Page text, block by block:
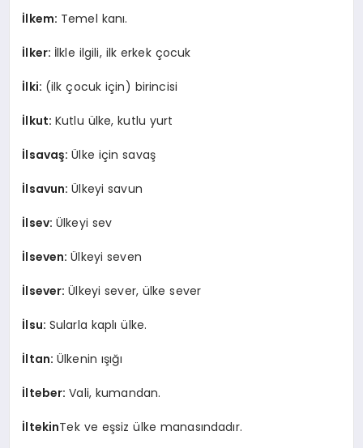
İlkem: Temel kanı.
İlker: İlkle ilgili, ilk erkek çocuk
İlki: (ilk çocuk için) birincisi
İlkut:Kutlu ülke, kutlu yurt
İlsavaş:Ülke için savaş
İlsavun:Ülkeyi savun
İlsev:Ülkeyi sev
İlseven:Ülkeyi seven
İlsever:Ülkeyi sever, ülke sever
İlsu: Sularla kaplı ülke.
İltan:Ülkenin ışığı
İlteber:Vali, kumandan.
İltekinTek ve eşsiz ülke manasındadır.